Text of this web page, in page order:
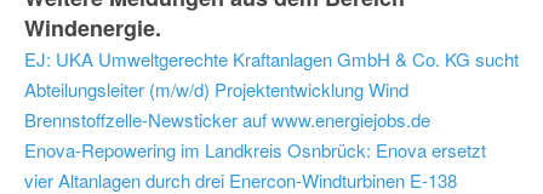
Windenergie.
EJ: UKA Umweltgerechte Kraftanlagen GmbH & Co. KG sucht
Abteilungsleiter (m/w/d) Projektentwicklung Wind
Brennstoffzelle-Newsticker auf www.energiejobs.de
Enova-Repowering im Landkreis Osnbrück: Enova ersetzt
vier Altanlagen durch drei Enercon-Windturbinen E-138